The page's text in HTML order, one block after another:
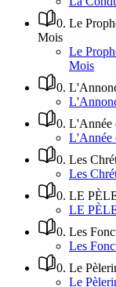
0. Le
Mois
Le
Mois
0.
0. L'Année
L'Année
0. Les
Les
0. LE
LE
0. Les
Les
0. Le
Le